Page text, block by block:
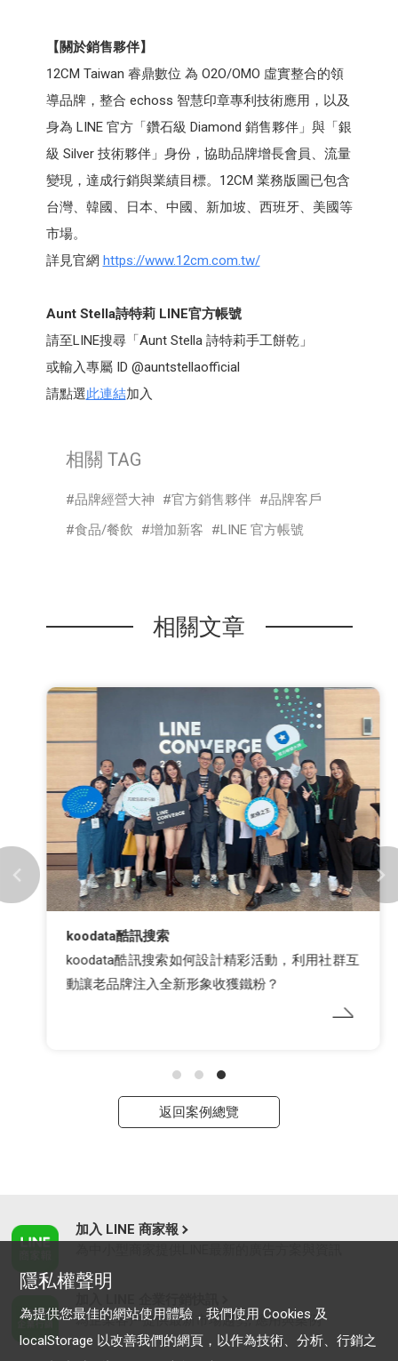
【關於銷售夥伴】
12CM Taiwan 睿鼎數位 為 O2O/OMO 虛實整合的領
導品牌，整合 echoss 智慧印章專利技術應用，以及
身為 LINE 官方「鑽石級 Diamond 銷售夥伴」與「銀
級 Silver 技術夥伴」身份，協助品牌增長會員、流量
變現，達成行銷與業績目標。12CM 業務版圖已包含
台灣、韓國、日本、中國、新加坡、西班牙、美國等
市場。
詳見官網 https://www.12cm.com.tw/
Aunt Stella詩特莉 LINE官方帳號
請至LINE搜尋「Aunt Stella 詩特莉手工餅乾」
或輸入專屬 ID @auntstellaofficial
請點選此連結加入
相關 TAG
品牌經營大神 官方銷售夥伴
品牌客戶
食品/餐飲
增加新客 LINE 官方帳號
相關文章
koodata酷訊搜索
koodata酷訊搜索如何設計精彩活動，利用社群互
動讓老品牌注入全新形象收獲鐵粉？
返回案例總覽
加入 LINE 商家報
為企業客戶提供最新市場趨勢, 應用與案例
隱私權聲明
為提供您最佳的網站使用體驗，我們使用 Cookies 及
localStorage 以改善我們的網頁，以作為技術、分析、行銷之